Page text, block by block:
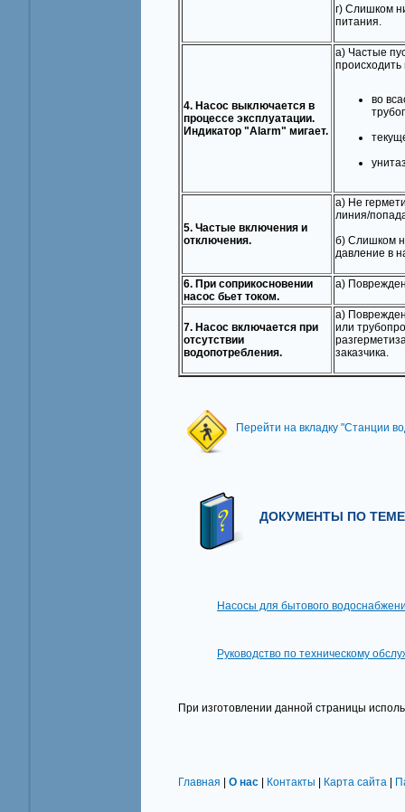
г) Слишком
питания.
4. Насос выключается в
процессе эксплуатации.
Индикатор "Аlarm" мигает.
а) Частые
происходить
во
5. Частые включения и
отключения.
а) Не
линия/
б) Слишком
давление в
6. При соприкосновении
насос бьет током.
а)
7. Насос включается при
отсутствии
водопотребления.
а)
или
заказчика.
Перейти на вкладку "Станции
ДОКУМЕНТЫ ПО
Насосы для бытового
Руководство по техническому
При изготовлении данной страницы
Главная | О нас | Контакты | Карта сайта |